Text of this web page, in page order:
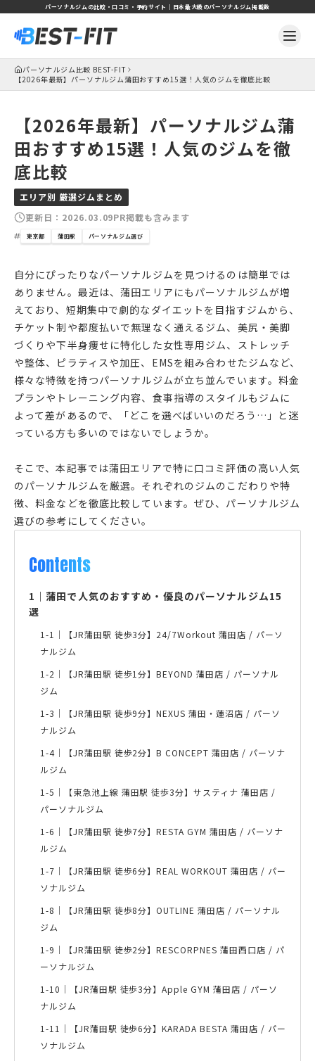
パーソナルジムの比較・口コミ・予約サイト｜日本最大級のパーソナルジム掲載数
パーソナルジム比較 BEST-FIT
【2026年最新】パーソナルジム蒲田おすすめ15選！人気のジムを徹底比較
【2026年最新】パーソナルジム蒲
田おすすめ15選！人気のジムを徹
底比較
エリア別 厳選ジムまとめ
更新日： 2026.03.09PR掲載も含みます
東京都 蒲田駅 パーソナルジム選び
自分にぴったりなパーソナルジムを見つけるのは簡単では
ありません。最近は、蒲田エリアにもパーソナルジムが増
えており、短期集中で劇的なダイエットを目指すジムから、
チケット制や都度払いで無理なく通えるジム、美尻・美脚
づくりや下半身痩せに特化した女性専用ジム、ストレッチ
や整体、ピラティスや加圧、EMSを組み合わせたジムなど、
様々な特徴を持つパーソナルジムが立ち並んでいます。料金
プランやトレーニング内容、食事指導のスタイルもジムに
よって差があるので、「どこを選べばいいのだろう…」と迷
っている方も多いのではないでしょうか。
そこで、本記事では蒲田エリアで特に口コミ評価の高い人気
のパーソナルジムを厳選。それぞれのジムのこだわりや特
徴、料金などを徹底比較しています。ぜひ、パーソナルジム
選びの参考にしてください。
Contents
1 ｜蒲田で人気のおすすめ・優良のパーソナルジム15
選
1-1｜
【JR蒲田駅 徒歩3分】24/7Workout 蒲田店 / パーソ
ナルジム
1-2｜
【JR蒲田駅 徒歩1分】BEYOND 蒲田店 / パーソナル
ジム
1-3｜
【JR蒲田駅 徒歩9分】NEXUS 蒲田・蓮沼店 / パーソ
ナルジム
1-4｜
【JR蒲田駅 徒歩2分】B CONCEPT 蒲田店 / パーソナ
ルジム
1-5｜
【東急池上線 蒲田駅 徒歩3分】サスティナ 蒲田店 /
パーソナルジム
1-6｜
【JR蒲田駅 徒歩7分】RESTA GYM 蒲田店 / パーソナ
ルジム
1-7｜
【JR蒲田駅 徒歩6分】REAL WORKOUT 蒲田店 / パー
ソナルジム
1-8｜
【JR蒲田駅 徒歩8分】OUTLINE 蒲田店 / パーソナル
ジム
1-9｜
【JR蒲田駅 徒歩2分】RESCORPNES 蒲田西口店 / パ
ーソナルジム
1-10｜
【JR蒲田駅 徒歩3分】Apple GYM 蒲田店 / パーソ
ナルジム
1-11｜
【JR蒲田駅 徒歩6分】KARADA BESTA 蒲田店 / パー
ソナルジム